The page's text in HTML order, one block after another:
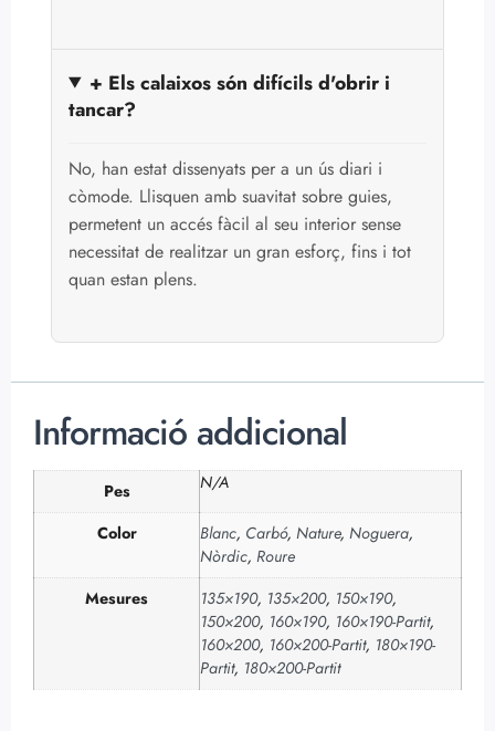
+ Els calaixos són difícils d'obrir i
tancar?
No, han estat dissenyats per a un ús diari i
còmode. Llisquen amb suavitat sobre guies,
permetent un accés fàcil al seu interior sense
necessitat de realitzar un gran esforç, fins i tot
quan estan plens.
Informació addicional
Pes N/A
Color Blanc, Carbó, Nature, Noguera,
Nòrdic, Roure
Mesures
135×190, 135×200, 150×190,
150×200, 160×190, 160×190-Partit,
160×200, 160×200-Partit, 180×190-
Partit, 180×200-Partit